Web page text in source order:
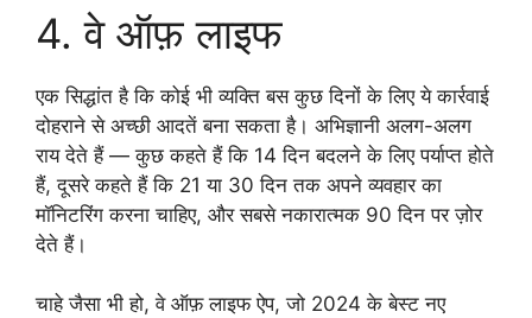
4. वे ऑफ़ लाइफ
एक सिद्धांत है कि कोई भी व्यक्ति बस कुछ दिनों के लिए ये कार्रवाई
दोहराने से अच्छी आदतें बना सकता है। अभिज्ञानी अलग-अलग
राय देते हैं — कुछ कहते हैं कि 14 दिन बदलने के लिए पर्याप्त होते
हैं, दूसरे कहते हैं कि 21 या 30 दिन तक अपने व्यवहार का
मॉनिटरिंग करना चाहिए, और सबसे नकारात्मक 90 दिन पर ज़ोर
देते हैं।
चाहे जैसा भी हो, वे ऑफ़ लाइफ ऐप, जो 2024 के बेस्ट नए